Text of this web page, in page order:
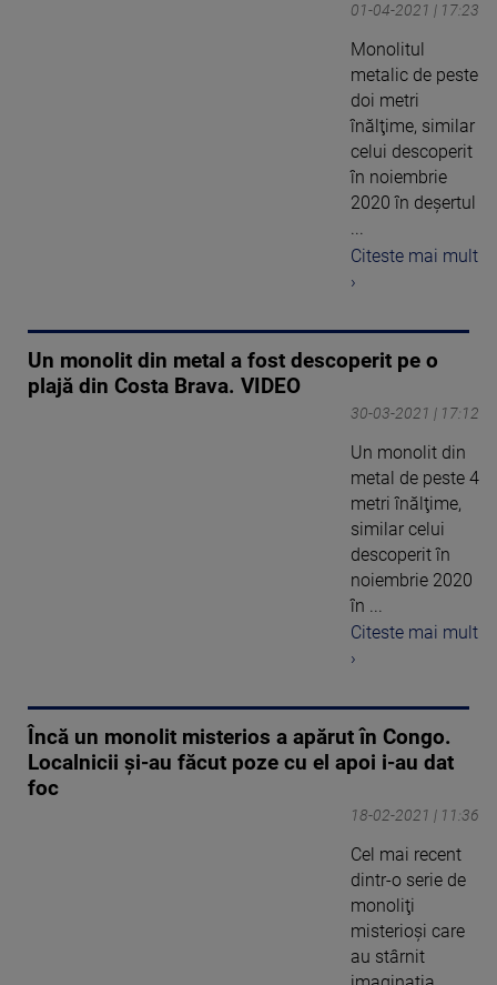
01-04-2021 | 17:23
Monolitul
metalic de peste
doi metri
înălţime, similar
celui descoperit
în noiembrie
2020 în deşertul
...
Citeste mai mult
›
Un monolit din metal a fost descoperit pe o
plajă din Costa Brava. VIDEO
30-03-2021 | 17:12
Un monolit din
metal de peste 4
metri înălţime,
similar celui
descoperit în
noiembrie 2020
în ...
Citeste mai mult
›
Încă un monolit misterios a apărut în Congo.
Localnicii și-au făcut poze cu el apoi i-au dat
foc
18-02-2021 | 11:36
Cel mai recent
dintr-o serie de
monoliţi
misterioşi care
au stârnit